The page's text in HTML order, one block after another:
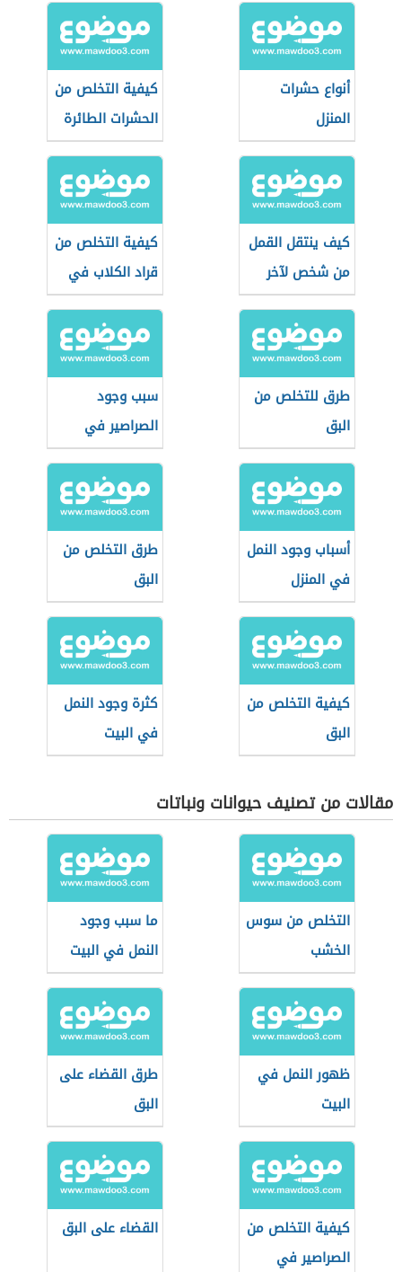
أنواع حشرات
المنزل
كيفية التخلص من
الحشرات الطائرة
الصغيرة في
المطبخ
كيف ينتقل القمل
من شخص لآخر
كيفية التخلص من
قراد الكلاب في
المنزل
طرق للتخلص من
البق
سبب وجود
الصراصير في
المنزل
أسباب وجود النمل
في المنزل
طرق التخلص من
البق
كيفية التخلص من
البق
كثرة وجود النمل
في البيت
مقالات من تصنيف حيوانات ونباتات
التخلص من سوس
الخشب
ما سبب وجود
النمل في البيت
ظهور النمل في
البيت
طرق القضاء على
البق
كيفية التخلص من
الصراصير في
القضاء على البق